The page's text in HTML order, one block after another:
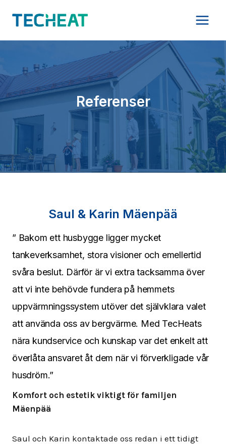
Referenser
Saul & Karin Mäenpää
” Bakom ett husbygge ligger mycket
tankeverksamhet, stora visioner och emellertid
svåra beslut. Därför är vi extra tacksamma över
att vi inte behövde fundera på hemmets
uppvärmningssystem utöver det självklara valet
att använda oss av bergvärme. Med TecHeats
nära kundservice och kunskap var det enkelt att
överlåta ansvaret åt dem när vi förverkligade vår
husdröm.”
Komfort och estetik viktigt för familjen
Mäenpää
Saul och Karin kontaktade oss redan i ett tidigt